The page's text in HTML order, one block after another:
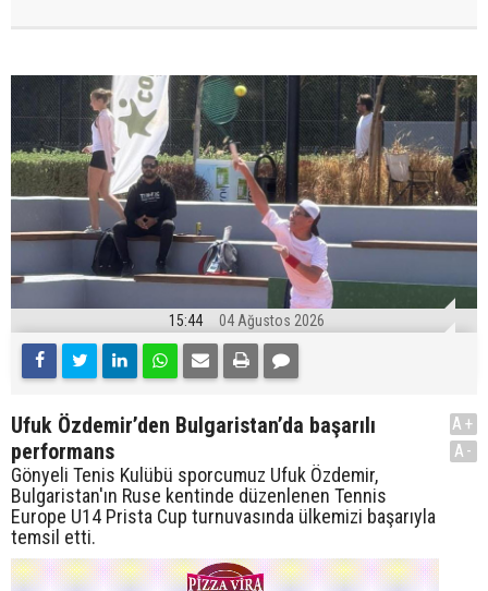
15:44 04 Ağustos 2026
Ufuk Özdemir’den Bulgaristan’da başarılı
performans
Gönyeli Tenis Kulübü sporcumuz Ufuk Özdemir,
Bulgaristan'ın Ruse kentinde düzenlenen Tennis
Europe U14 Prista Cup turnuvasında ülkemizi başarıyla
temsil etti.
A+
A-